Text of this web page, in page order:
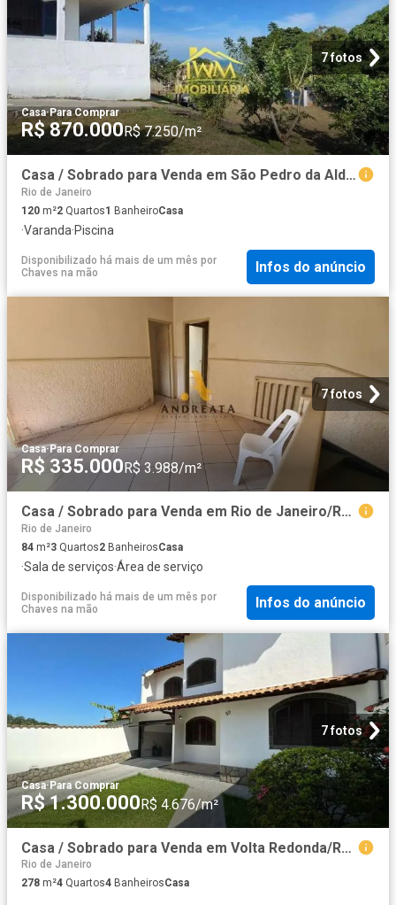
7 fotos
Casa·Para Comprar
R$ 870.000R$ 7.250/m²
Casa / Sobrado para Venda em São Pedro da Aldeia/RJ Baleia 2 Quartos
Rio de Janeiro
120 m²2 Quartos1 BanheiroCasa
·Varanda·Piscina
Disponibilizado há mais de um mês por
Chaves na mão
Infos do anúncio
7 fotos
Casa·Para Comprar
R$ 335.000R$ 3.988/m²
Casa / Sobrado para Venda em Rio de Janeiro/RJ Méier 3 Quartos
Rio de Janeiro
84 m²3 Quartos2 BanheirosCasa
·Sala de serviços·Área de serviço
Disponibilizado há mais de um mês por
Chaves na mão
Infos do anúncio
7 fotos
Casa·Para Comprar
R$ 1.300.000R$ 4.676/m²
Casa / Sobrado para Venda em Volta Redonda/RJ Vila Santa Cecília 4 Quartos
Rio de Janeiro
278 m²4 Quartos4 BanheirosCasa